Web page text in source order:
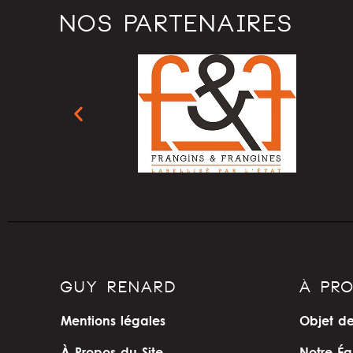
NOS PARTENAIRES
GUY RENARD
Mentions légales
À
Objet